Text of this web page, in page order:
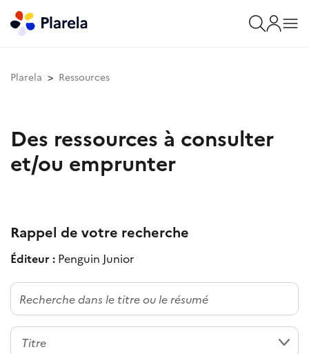
Plarela Ressources
Des ressources à consulter
et/ou emprunter
Rappel de votre recherche
Éditeur : Penguin Junior